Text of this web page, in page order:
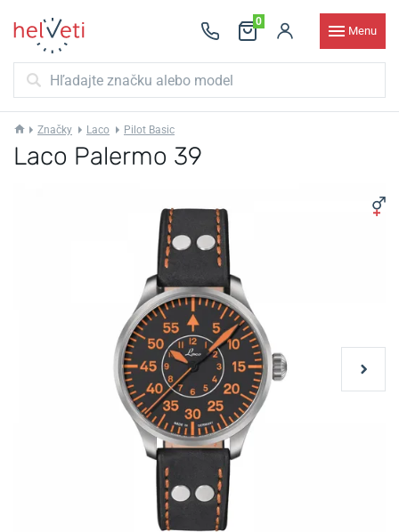
0
Menu
Značky Laco Pilot Basic
Laco Palermo 39